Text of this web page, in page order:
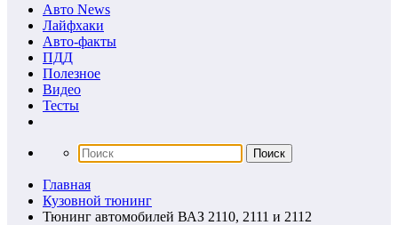
Авто News
Лайфхаки
Авто-факты
ПДД
Полезное
Видео
Тесты
Главная
Кузовной тюнинг
Тюнинг автомобилей ВАЗ 2110, 2111 и 2112